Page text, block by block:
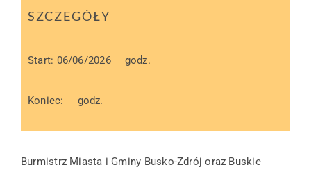
SZCZEGÓŁY
Start: 06/06/2026 godz.
Koniec: godz.
Burmistrz Miasta i Gminy Busko-Zdrój oraz Buskie